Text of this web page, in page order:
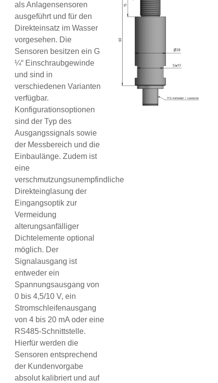
als Anlagensensoren
ausgeführt und für den
Direkteinsatz im Wasser
vorgesehen. Die
Sensoren besitzen ein G
¼“ Einschraubgewinde
und sind in
verschiedenen Varianten
verfügbar.
Konfigurationsoptionen
sind der Typ des
Ausgangssignals sowie
der Messbereich und die
Einbaulänge. Zudem ist
eine
verschmutzungsunempfindliche
Direkteinglasung der
Eingangsoptik zur
Vermeidung
alterungsanfälliger
Dichtelemente optional
möglich. Der
Signalausgang ist
entweder ein
Spannungsausgang von
0 bis 4,5/10 V, ein
Stromschleifenausgang
von 4 bis 20 mA oder eine
RS485-Schnittstelle.
Hierfür werden die
Sensoren entsprechend
der Kundenvorgabe
absolut kalibriert und auf